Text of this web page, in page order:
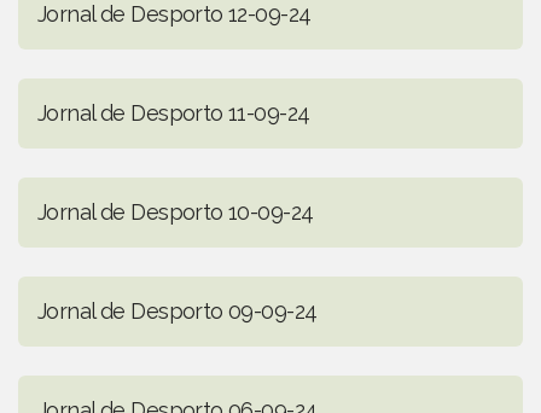
Jornal de Desporto 12-09-24
Jornal de Desporto 11-09-24
Jornal de Desporto 10-09-24
Jornal de Desporto 09-09-24